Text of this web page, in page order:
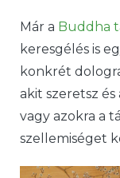
Már a Buddha
keresgélés is
konkrét
akit szeretsz
vagy azokra a
szellemiséget